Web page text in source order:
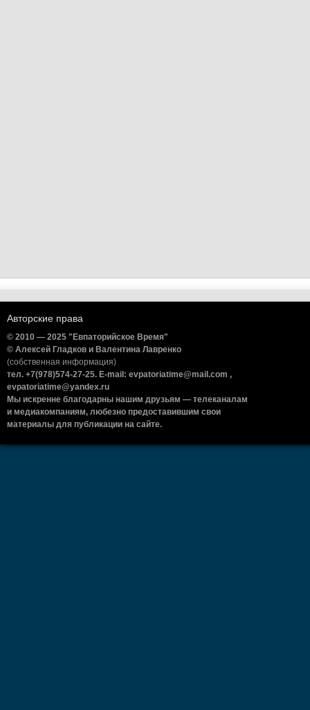
Авторские права
© 2010 — 2025 "Евпаторийское Время"
© Алексей Гладков и Валентина Лавренко
(собственная информация)
тел. +7(978)574-27-25. E-mail: evpatoriatime@mail.com ,
evpatoriatime@yandex.ru
Мы искренне благодарны нашим друзьям — телеканалам
и медиакомпаниям, любезно предоставившим свои
материалы для публикации на сайте.